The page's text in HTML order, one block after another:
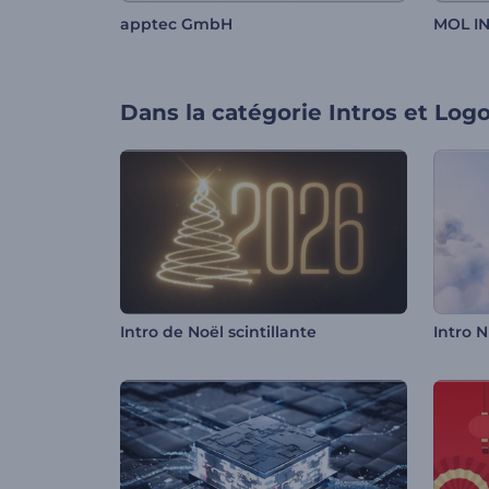
apptec GmbH MOL
Dans la catégorie Intros et
Intro de Noël scintillante Intro